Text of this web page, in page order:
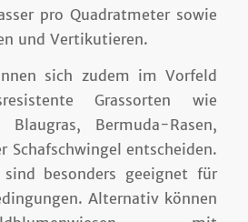
pro Quadratmeter sowie
und Vertikutieren.
sich zudem im Vorfeld
Grassorten wie
Blaugras, Bermuda-Rasen,
Schafschwingel entscheiden.
sind besonders geeignet für
Alternativ können